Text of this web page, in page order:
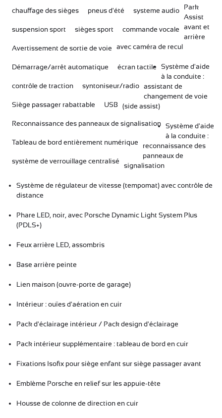
chauffage des sièges pneus d'été systeme audio
suspension sport sièges sport commande vocale
Avertissement de sortie de voie
Démarrage/arrêt automatique écran tactile
contrôle de traction syntoniseur/radio
Siège passager rabattable USB
Reconnaissance des panneaux de signalisation
Tableau de bord entièrement numérique
système de verrouillage centralisé
Park
Assist
avant et
arrière
avec caméra de recul
Système d'aide
à la conduite :
assistant de
changement de voie
(side assist)
Système d'aide
à la conduite :
reconnaissance des
panneaux de
signalisation
Système de régulateur de vitesse (tempomat) avec contrôle de
distance
Phare LED, noir, avec Porsche Dynamic Light System Plus
(PDLS+)
Feux arrière LED, assombris
Base arrière peinte
Lien maison (ouvre-porte de garage)
Intérieur : ouïes d'aération en cuir
Pack d'éclairage intérieur / Pack design d'éclairage
Pack intérieur supplémentaire : tableau de bord en cuir
Fixations Isofix pour siège enfant sur siège passager avant
Emblème Porsche en relief sur les appuie-tête
Housse de colonne de direction en cuir